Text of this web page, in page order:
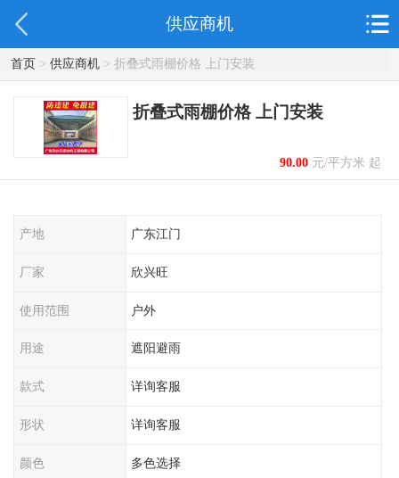
供应商机
首页> 供应商机> 折叠式雨棚价格 上门安装
折叠式雨棚价格 上门安装
90.00元/平方米 起
产地 广东江门
厂家 欣兴旺
使用范围 户外
用途 遮阳避雨
款式 详询客服
形状 详询客服
颜色 多色选择